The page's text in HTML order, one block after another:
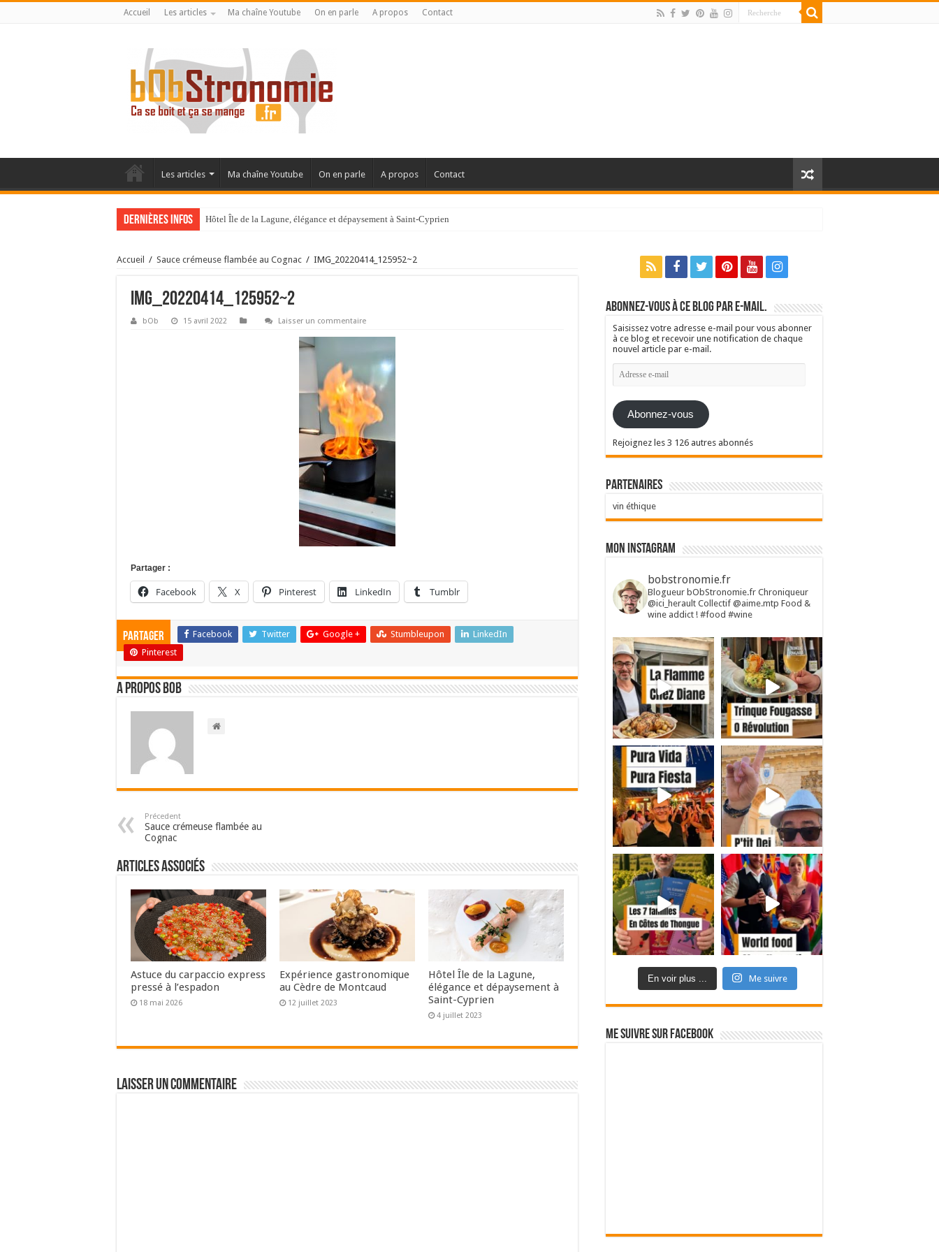
Accueil Les articles Ma chaîne Youtube On en parle A propos Contact
Les articles Ma chaîne Youtube On en parle A propos Contact
Dernières infos Hôtel Île de la Lagune, élégance et dépaysement à Saint-Cyprien
La Villa Duflot, pépite perpignanaise
Accueil / Sauce crémeuse flambée au Cognac / IMG_20220414_125952~2
IMG_20220414_125952~2
bOb 15 avril 2022 Laisser un commentaire
Partager :
Facebook X Pinterest LinkedIn Tumblr
Partager Facebook Twitter Google + Stumbleupon
LinkedIn
Pinterest
A propos bOb
Précedent
Sauce crémeuse flambée au
Cognac
Articles associés
Astuce du carpaccio express
pressé à l’espadon
18 mai 2026
Expérience gastronomique
au Cèdre de Montcaud
12 juillet 2023
Hôtel Île de la Lagune,
élégance et dépaysement à
Saint-Cyprien
4 juillet 2023
Laisser un commentaire
Abonnez-vous à ce blog par e-mail.
Saisissez votre adresse e-mail pour vous abonner
à ce blog et recevoir une notification de chaque
nouvel article par e-mail.
Adresse
e-
Abonnez-vous
Rejoignez les 3 126 autres abonnés
Partenaires
vin éthique
Mon Instagram
bobstronomie.fr
Blogueur bObStronomie.fr Chroniqueur
@ici_herault Collectif @aime.mtp Food &
wine addict ! #food #wine
En voir plus ... Me suivre
Me suivre sur Facebook